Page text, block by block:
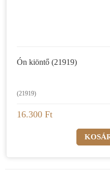
Ón kiöntő (21919)
(21919)
16.300 Ft